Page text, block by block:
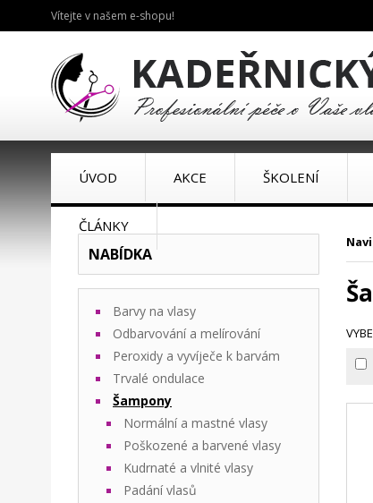
Vítejte v našem e-shopu!
ÚVOD AKCE ŠKOLENÍ
ČLÁNKY
NABÍDKA
Barvy na vlasy
Odbarvování a melírování
Peroxidy a vyvíječe k barvám
Trvalé ondulace
Šampony
Normální a mastné vlasy
Poškozené a barvené vlasy
Kudrnaté a vlnité vlasy
Padání vlasů